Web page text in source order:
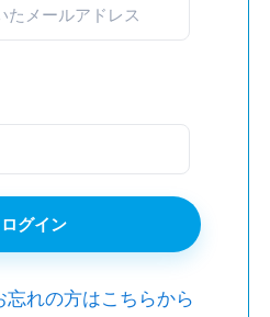
忘れの方はこちらから